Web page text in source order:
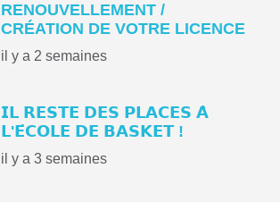
RENOUVELLEMENT /
CRÉATION DE VOTRE LICENCE
il y a 2 semaines
𝗜𝗟 𝗥𝗘𝗦𝗧𝗘 𝗗𝗘𝗦 𝗣𝗟𝗔𝗖𝗘𝗦 𝗔̀
𝗟'𝗘́𝗖𝗢𝗟𝗘 𝗗𝗘 𝗕𝗔𝗦𝗞𝗘𝗧 !
il y a 3 semaines